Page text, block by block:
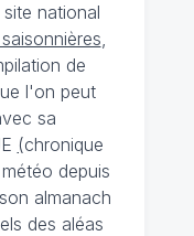
national
,
de
l'on peut
sa
(chronique
depuis
almanach
des aléas